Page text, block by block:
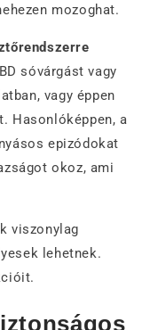
mozoghat.
sóvárgást vagy
vagy éppen
Hasonlóképpen, a
epizódokat
okoz, ami
viszonylag
lehetnek.